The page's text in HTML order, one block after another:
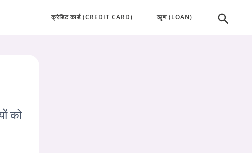
क्रेडिट कार्ड (CREDIT CARD) ऋृण (LOAN)
को